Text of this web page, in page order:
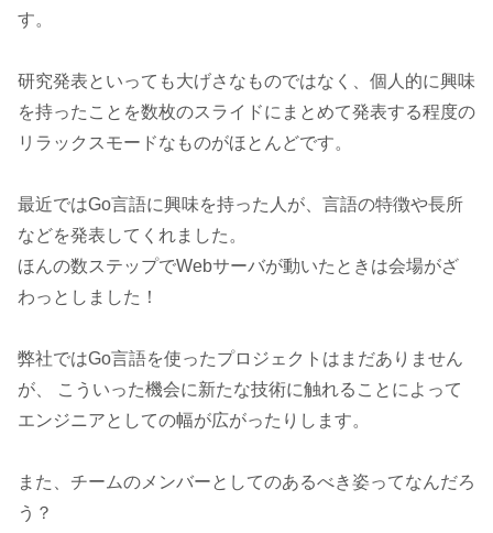
す。
研究発表といっても大げさなものではなく、個人的に興味
を持ったことを数枚のスライドにまとめて発表する程度の
リラックスモードなものがほとんどです。
最近ではGo言語に興味を持った人が、言語の特徴や長所
などを発表してくれました。
ほんの数ステップでWebサーバが動いたときは会場がざ
わっとしました！
弊社ではGo言語を使ったプロジェクトはまだありません
が、 こういった機会に新たな技術に触れることによって
エンジニアとしての幅が広がったりします。
また、チームのメンバーとしてのあるべき姿ってなんだろ
う？